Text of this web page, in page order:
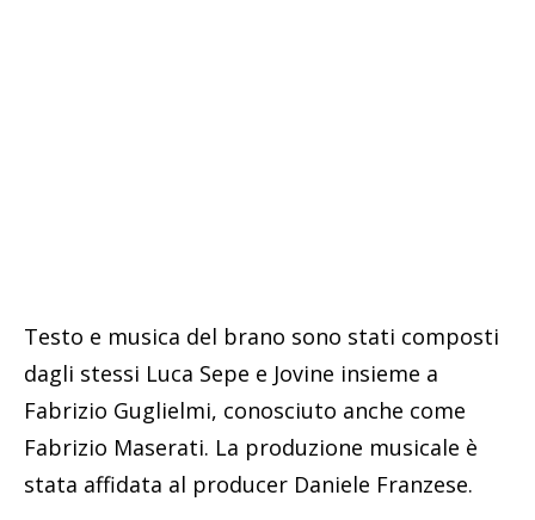
Testo e musica del brano sono stati composti
dagli stessi Luca Sepe e Jovine insieme a
Fabrizio Guglielmi, conosciuto anche come
Fabrizio Maserati. La produzione musicale è
stata affidata al producer Daniele Franzese.